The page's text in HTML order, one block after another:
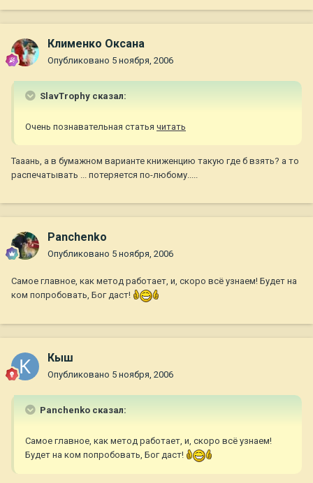
Клименко Оксана
Опубликовано 5 ноября, 2006
SlavTrophy сказал:
Очень познавательная статья читать
Тааань, а в бумажном варианте книженцию такую где б взять? а то
распечатывать ... потеряется по-любому.....
Panchenko
Опубликовано 5 ноября, 2006
Самое главное, как метод работает, и, скоро всё узнаем! Будет на
ком попробовать, Бог даст!
Кыш
Опубликовано 5 ноября, 2006
Panchenko сказал:
Самое главное, как метод работает, и, скоро всё узнаем!
Будет на ком попробовать, Бог даст!